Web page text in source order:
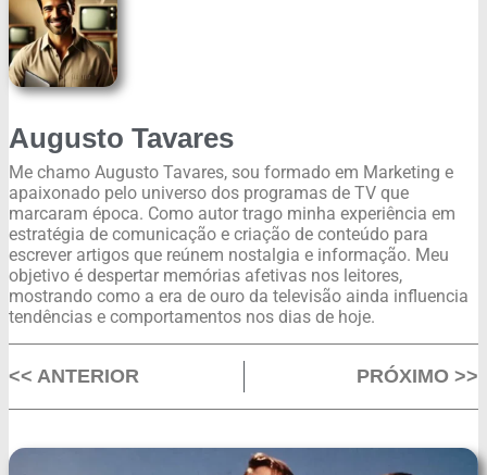
Augusto Tavares
Me chamo Augusto Tavares, sou formado em Marketing e
apaixonado pelo universo dos programas de TV que
marcaram época. Como autor trago minha experiência em
estratégia de comunicação e criação de conteúdo para
escrever artigos que reúnem nostalgia e informação. Meu
objetivo é despertar memórias afetivas nos leitores,
mostrando como a era de ouro da televisão ainda influencia
tendências e comportamentos nos dias de hoje.
<< ANTERIOR PRÓXIMO >>